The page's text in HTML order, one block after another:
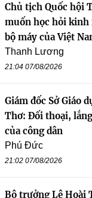
Chủ tịch Quốc hội
muốn học hỏi
bộ máy của Việt
Thanh Lương
21:04 07/08/2026
Giám đốc Sở Giáo
Thơ: Đối thoại,
của công dân
Phú Đức
21:02 07/08/2026
Bộ trưởng Lê Hoài